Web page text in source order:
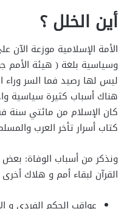
أين الخلل ؟
الأمة الإسلامية موزعة
وسياسية بلغة ( هيئة الأمم
ليس لها رصيد فما السر وراء
هناك أسباب كثيرة سياسية
كان الإسلام من مائتي
كتاب أسرار تأخر العرب
ونذكر من أسباب الوفاة: بعض
القرآن لبقاء أمم و هلاك أخرى
عواقب الحكم الفردي و